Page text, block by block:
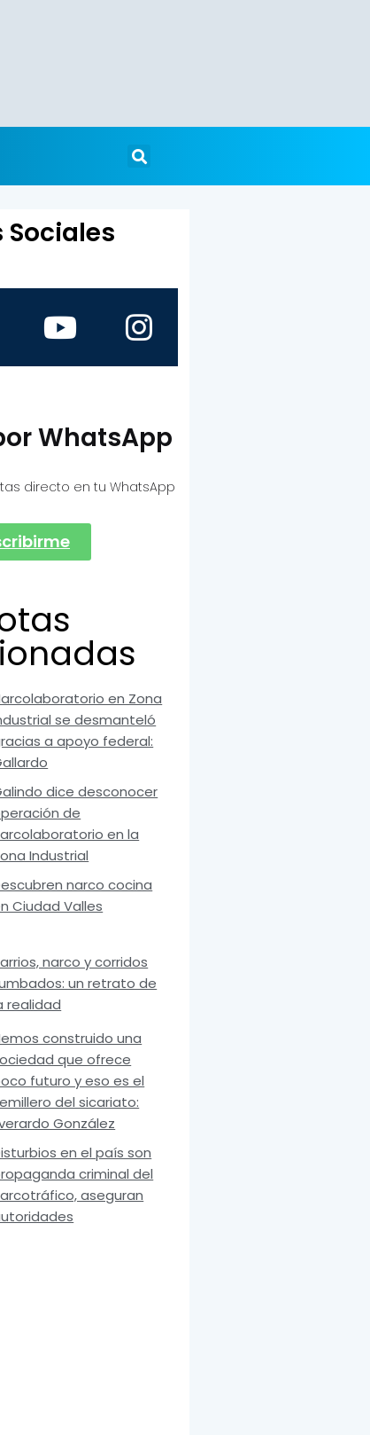
Sociales
WhatsApp
directo en tu WhatsApp
en Zona
se desmanteló
a apoyo federal:
dice desconocer
de
en la
Industrial
narco cocina
Ciudad Valles
narco y corridos
un retrato de
realidad
construido una
que ofrece
futuro y eso es el
del sicariato:
González
en el país son
criminal del
aseguran